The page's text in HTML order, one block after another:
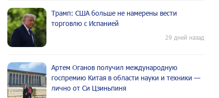
Трамп: США больше не намерены вести
торговлю с Испанией
29 дней назад
Артем Оганов получил международную
госпремию Китая в области науки и техники —
лично от Си Цзиньпиня